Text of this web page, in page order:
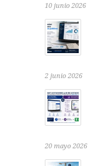
10 junio 2026
2 junio 2026
20 mayo 2026